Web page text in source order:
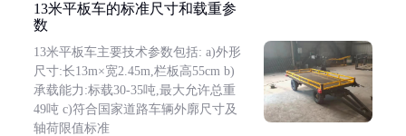
13米平板车的标准尺寸和载重参
数
13米平板车主要技术参数包括: a)外形
尺寸:长13m×宽2.45m,栏板高55cm b)
承载能力:标载30-35吨,最大允许总重
49吨 c)符合国家道路车辆外廓尺寸及
轴荷限值标准